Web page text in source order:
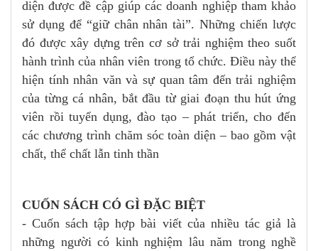
diện được đề cập giúp các doanh nghiệp tham khảo
sử dụng để “giữ chân nhân tài”. Những chiến lược
đó được xây dựng trên cơ sở trải nghiệm theo suốt
hành trình của nhân viên trong tổ chức. Điều này thể
hiện tính nhân văn và sự quan tâm đến trải nghiệm
của từng cá nhân, bắt đầu từ giai đoạn thu hút ứng
viên rồi tuyển dụng, đào tạo – phát triển, cho đến
các chương trình chăm sóc toàn diện – bao gồm vật
chất, thể chất lẫn tinh thần
CUỐN SÁCH CÓ GÌ ĐẶC BIỆT
- Cuốn sách tập hợp bài viết của nhiều tác giả là
những người có kinh nghiệm lâu năm trong nghề